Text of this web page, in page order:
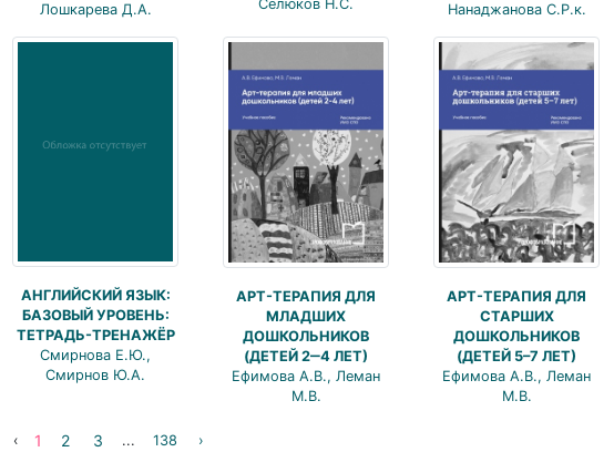
Лошкарева Д.А.
Селюков Н.С.
Нанаджанова С.Р.к.
АНГЛИЙСКИЙ ЯЗЫК:
БАЗОВЫЙ УРОВЕНЬ:
ТЕТРАДЬ-ТРЕНАЖЁР
Смирнова Е.Ю.,
Смирнов Ю.А.
АРТ-ТЕРАПИЯ ДЛЯ
МЛАДШИХ
ДОШКОЛЬНИКОВ
(ДЕТЕЙ 2‒4 ЛЕТ)
Ефимова А.В., Леман
М.В.
АРТ-ТЕРАПИЯ ДЛЯ
СТАРШИХ
ДОШКОЛЬНИКОВ
(ДЕТЕЙ 5–7 ЛЕТ)
Ефимова А.В., Леман
М.В.
‹ 1 2 3 ... 138 ›